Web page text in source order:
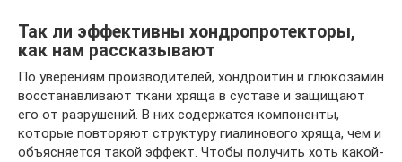
Так ли эффективны хондропротекторы,
как нам рассказывают
По уверениям производителей, хондроитин и глюкозамин
восстанавливают ткани хряща в суставе и защищают
его от разрушений. В них содержатся компоненты,
которые повторяют структуру гиалинового хряща, чем и
объясняется такой эффект. Чтобы получить хоть какой-